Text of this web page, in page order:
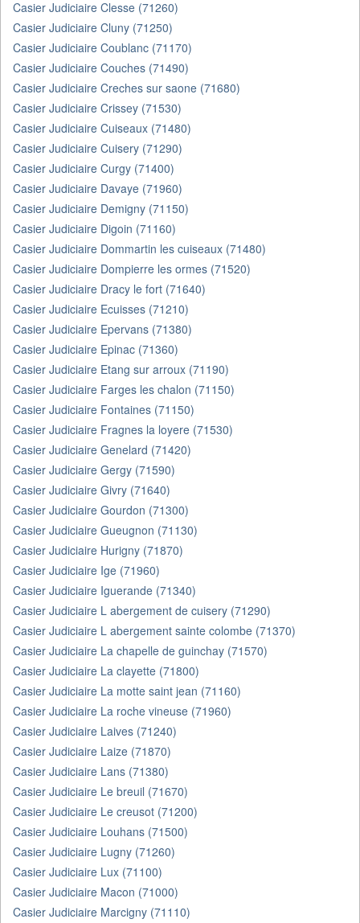
Casier Judiciaire Clesse (71260)
Casier Judiciaire Cluny (71250)
Casier Judiciaire Coublanc (71170)
Casier Judiciaire Couches (71490)
Casier Judiciaire Creches sur saone (71680)
Casier Judiciaire Crissey (71530)
Casier Judiciaire Cuiseaux (71480)
Casier Judiciaire Cuisery (71290)
Casier Judiciaire Curgy (71400)
Casier Judiciaire Davaye (71960)
Casier Judiciaire Demigny (71150)
Casier Judiciaire Digoin (71160)
Casier Judiciaire Dommartin les cuiseaux (71480)
Casier Judiciaire Dompierre les ormes (71520)
Casier Judiciaire Dracy le fort (71640)
Casier Judiciaire Ecuisses (71210)
Casier Judiciaire Epervans (71380)
Casier Judiciaire Epinac (71360)
Casier Judiciaire Etang sur arroux (71190)
Casier Judiciaire Farges les chalon (71150)
Casier Judiciaire Fontaines (71150)
Casier Judiciaire Fragnes la loyere (71530)
Casier Judiciaire Genelard (71420)
Casier Judiciaire Gergy (71590)
Casier Judiciaire Givry (71640)
Casier Judiciaire Gourdon (71300)
Casier Judiciaire Gueugnon (71130)
Casier Judiciaire Hurigny (71870)
Casier Judiciaire Ige (71960)
Casier Judiciaire Iguerande (71340)
Casier Judiciaire L abergement de cuisery (71290)
Casier Judiciaire L abergement sainte colombe (71370)
Casier Judiciaire La chapelle de guinchay (71570)
Casier Judiciaire La clayette (71800)
Casier Judiciaire La motte saint jean (71160)
Casier Judiciaire La roche vineuse (71960)
Casier Judiciaire Laives (71240)
Casier Judiciaire Laize (71870)
Casier Judiciaire Lans (71380)
Casier Judiciaire Le breuil (71670)
Casier Judiciaire Le creusot (71200)
Casier Judiciaire Louhans (71500)
Casier Judiciaire Lugny (71260)
Casier Judiciaire Lux (71100)
Casier Judiciaire Macon (71000)
Casier Judiciaire Marcigny (71110)